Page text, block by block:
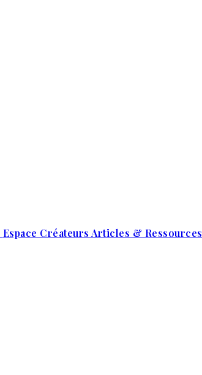
Espace Créateurs Articles & Ressources